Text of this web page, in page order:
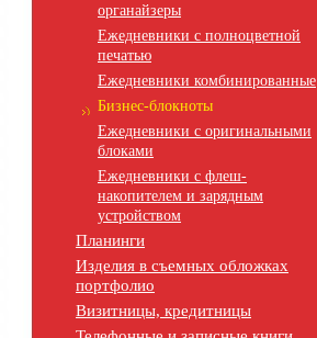
органайзеры
Ежедневники с полноцветной
печатью
Ежедневники комбинированные
Бизнес-блокноты
Ежедневники с оригинальными
блоками
Ежедневники с флеш-
накопителем и зарядным
устройством
Планинги
Изделия в съемных обложках
портфолио
Визитницы, кредитницы